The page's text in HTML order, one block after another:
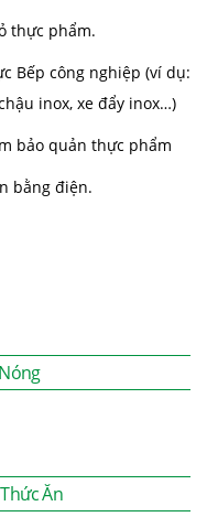
thực phẩm.
Bếp công nghiệp (ví dụ:
inox, xe đẩy inox…)
bảo quản thực phẩm
bằng điện.
Ăn